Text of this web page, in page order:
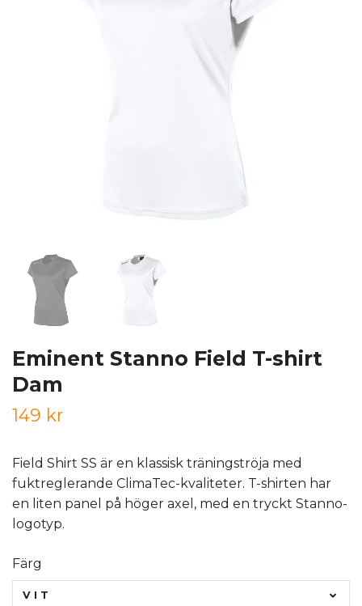
Eminent Stanno Field T-shirt
Dam
149 kr
Field Shirt SS är en klassisk träningströja med
fuktreglerande ClimaTec-kvaliteter. T-shirten har
en liten panel på höger axel, med en tryckt Stanno-
logotyp.
Färg
VIT